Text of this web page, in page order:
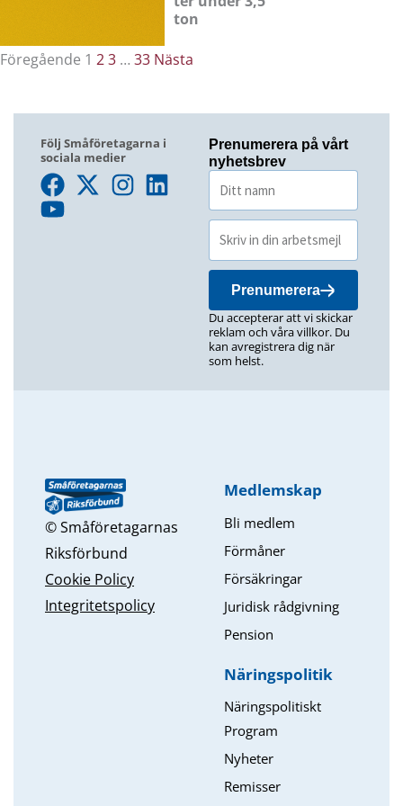
ton
Föregående 1 23 … 33 Nästa
Följ Småföretagarna i
sociala medier
Prenumerera på vårt
nyhetsbrev
Prenumerera
Du accepterar att vi skickar
reklam och våra villkor. Du
kan avregistrera dig när
som helst.
© Småföretagarnas
Riksförbund
Cookie Policy
Integritetspolicy
Medlemskap
Bli medlem
Förmåner
Försäkringar
Juridisk rådgivning
Pension
Näringspolitik
Näringspolitiskt
Program
Nyheter
Remisser